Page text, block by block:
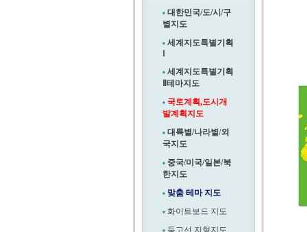
대한민국/도/시/구
별지도
세계지도특별기획
세계지도특별기획
테마지도
국토계획,도시개
발계획지도
대륙별/나라별/외
국지도
중국/미국/일본/북
한지도
맞춤 테마 지도
화이트보드 지도
등고선 지형지도